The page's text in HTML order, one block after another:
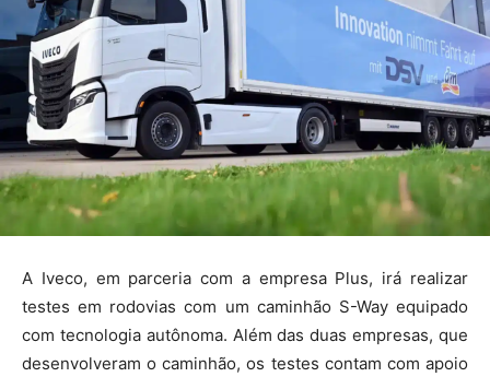
A Iveco, em parceria com a empresa Plus, irá realizar
testes em rodovias com um caminhão S-Way equipado
com tecnologia autônoma. Além das duas empresas, que
desenvolveram ocaminhão, os testes contam com apoio